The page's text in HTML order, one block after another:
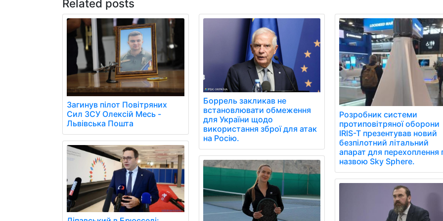
Related posts
Загинув пілот Повітряних
Сил ЗСУ Олексій Месь -
Львівська Пошта
Боррель закликав не
встановлювати обмеження
для України щодо
використання зброї для атак
на Росію.
Розробник системи
протиповітряної оборони
IRIS-T презентував новий
безпілотний літальний
апарат для перехоплення
назвою Sky Sphere.